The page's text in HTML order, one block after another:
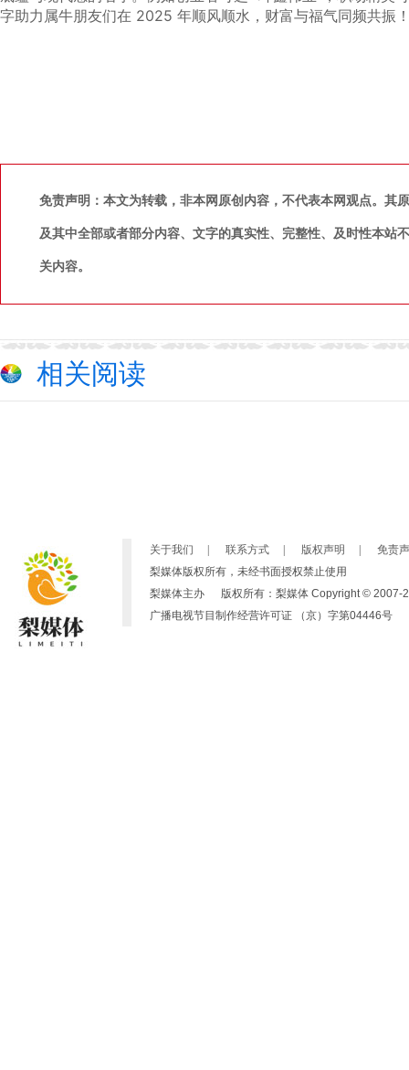
字助力属牛朋友们在 2025 年顺风顺水，财富与福气同频共振
免责声明：本文为转载，非本网原创内容，不代表本网观点。其
及其中全部或者部分内容、文字的真实性、完整性、及时性本站
关内容。
相关阅读
关于我们 | 联系方式 | 版权声明 |
免责
梨媒体版权所有，未经书面授权禁止使用
梨媒体主办 版权所有：梨媒体 Copyright © 2007-
广播电视节目制作经营许可证 （京）字第04446